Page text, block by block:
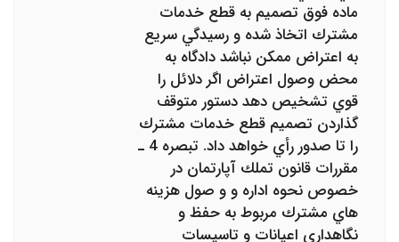
ماده فوق تصميم به قطع خدمات
مشترك اتخاذ شده و رسيدگي سريع
به اعتراض ممكن نباشد دادگاه به
محض وصول اعتراض اگر دلائل را
قوي تشخيص دهد دستور متوقف
گذاردن تصميم قطع خدمات مشترك
را تا صدور رأي خواهد داد. تبصره 4 ـ
مقررات قانون تملك آپارتمان در
خصوص نحوه اداره و و صول هزينه
هاي مشترك مربوط به حفظ و
نگاهداري اعيانات و تاسيسات